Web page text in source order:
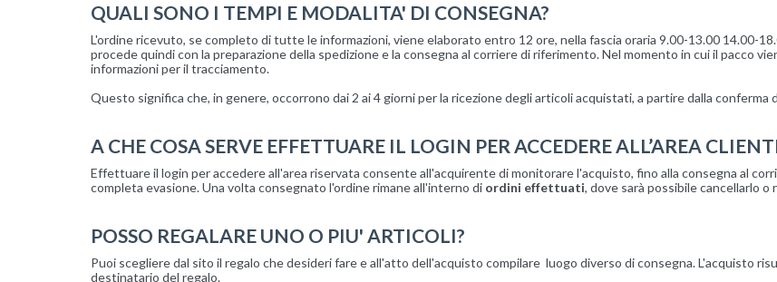
QUALI SONO I TEMPI E MODALITA' DI CONSEGNA?
L'ordine ricevuto, se completo di tutte le informazioni, viene elaborato entro 12 ore, nella fascia oraria 9.00-13.00 14.00-
procede quindi con la preparazione della spedizione e la consegna al corriere di riferimento. Nel momento in cui il pacco
informazioni per il tracciamento.
Questo significa che, in genere, occorrono dai 2 ai 4 giorni per la ricezione degli articoli acquistati, a partire dalla conferma
A CHE COSA SERVE EFFETTUARE IL LOGIN PER ACCEDERE ALL’AREA
Effettuare il login per accedere all'area riservata consente all'acquirente di monitorare l'acquisto, fino alla consegna al
completa evasione. Una volta consegnato l'ordine rimane all'interno di ordini effettuati, dove sarà possibile cancellarlo
POSSO REGALARE UNO O PIU' ARTICOLI?
Puoi scegliere dal sito il regalo che desideri fare e all'atto dell'acquisto compilare luogo diverso di consegna. L'acquisto
destinatario del regalo.